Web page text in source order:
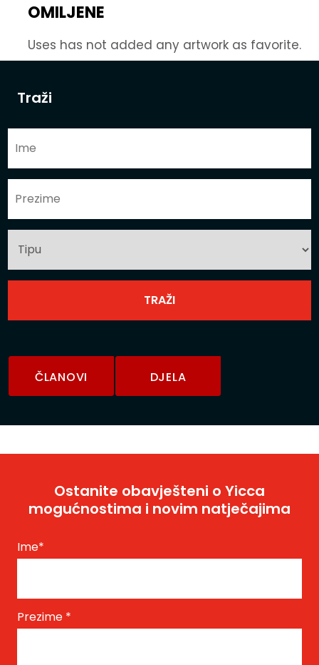
Traži
ČLANOVI DJELA
OMILJENE
Uses has not added any artwork as favorite.
Ostanite obavješteni o Yicca
mogućnostima i novim natječajima
Ime*
Prezime *